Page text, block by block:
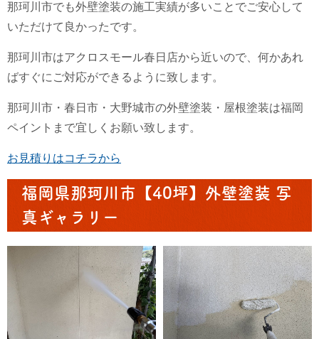
那珂川市でも外壁塗装の施工実績が多いことでご安心して
いただけて良かったです。
那珂川市はアクロスモール春日店から近いので、何かあれ
ばすぐにご対応ができるように致します。
那珂川市・春日市・大野城市の外壁塗装・屋根塗装は福岡
ペイントまで宜しくお願い致します。
お見積りはコチラから
福岡県那珂川市【40坪】外壁塗装 写
真ギャラリー